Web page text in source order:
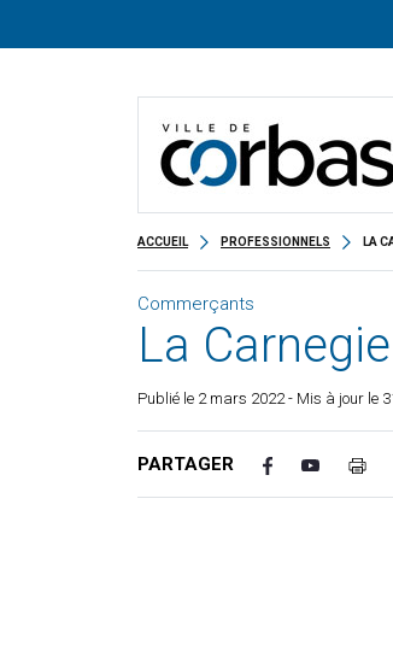
ACCUEIL PROFESSIONNELS LA
Commerçants
La Carnegie
Publié le 2 mars 2022- Mis à jour le
PARTAGER